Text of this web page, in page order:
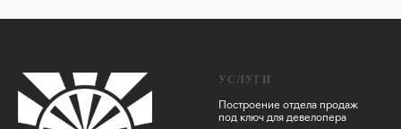
УСЛУГИ
Построение отдела продаж
под ключ для девелопера